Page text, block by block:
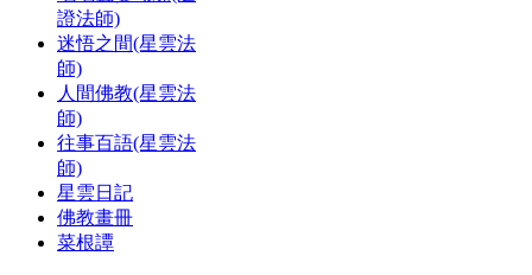
證法師)
迷悟之間(星雲法
師)
人間佛教(星雲法
師)
往事百語(星雲法
師)
星雲日記
佛教畫冊
菜根譚